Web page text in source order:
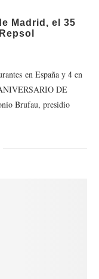
Madrid, el 35
en España y 4 en
DE
Brufau, presidio